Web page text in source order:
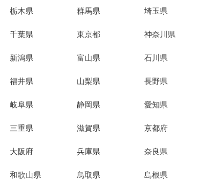
栃木県 群馬県 埼玉県
千葉県 東京都 神奈川県
新潟県 富山県 石川県
福井県 山梨県 長野県
岐阜県 静岡県 愛知県
三重県 滋賀県 京都府
大阪府 兵庫県 奈良県
和歌山県 鳥取県 島根県